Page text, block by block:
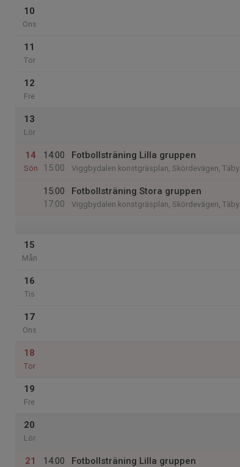
10
Ons
11
Tor
12
Fre
13
Lör
14
Sön
14:00
15:00
Fotbollsträning Lilla gruppen
Viggbydalen konstgräsplan, Skördevägen, Täby
15:00
17:00
Fotbollsträning Stora gruppen
Viggbydalen konstgräsplan, Skördevägen, Täby
15
Mån
16
Tis
17
Ons
18
Tor
19
Fre
20
Lör
21
14:00
Fotbollsträning Lilla gruppen